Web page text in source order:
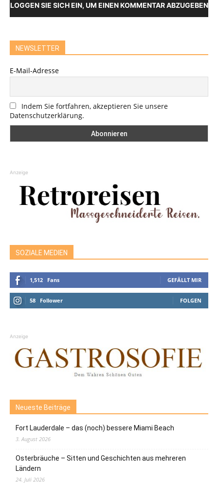
LOGGEN SIE SICH EIN, UM EINEN KOMMENTAR ABZUGEBEN
NEWSLETTER
E-Mail-Adresse
Indem Sie fortfahren, akzeptieren Sie unsere
Datenschutzerklärung.
Anzeige
SOZIALE MEDIEN
1,512 Fans GEFÄLLT MIR
58 Follower FOLGEN
Anzeige
Neueste Beiträge
Fort Lauderdale – das (noch) bessere Miami Beach
3. August 2026
Osterbräuche – Sitten und Geschichten aus mehreren
Ländern
24. Juli 2026